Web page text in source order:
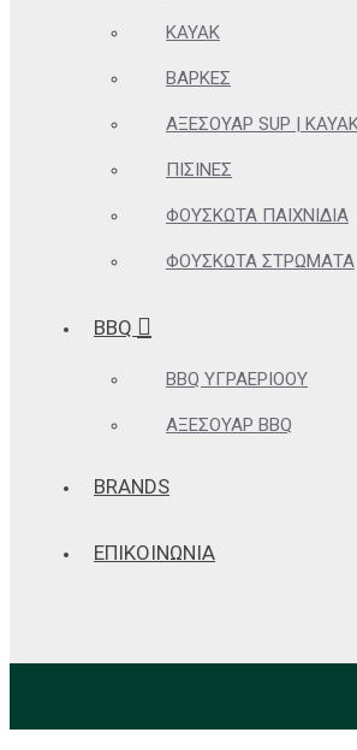
KAYAK
ΒΆΡΚΕΣ
ΑΞΕΣΟΥΆΡ SUP |
ΠΙΣΊΝΕΣ
ΦΟΥΣΚΩΤΆ ΠΑΙΧΝΊΔΙΑ
ΦΟΥΣΚΩΤΆ ΣΤΡΏΜΑΤΑ
BBQ
BBQ ΥΓΡΑΕΡΊΟΟΥ
ΑΞΕΣΟΥΆΡ BBQ
BRANDS
ΕΠΙΚΟΙΝΩΝΙΑ